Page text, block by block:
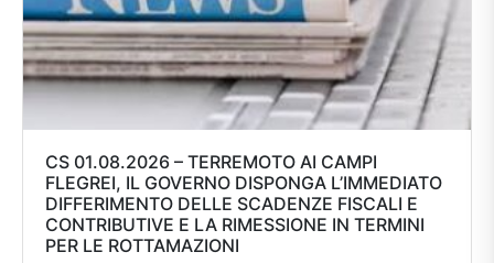
CS 01.08.2026 – TERREMOTO AI CAMPI
FLEGREI, IL GOVERNO DISPONGA L’IMMEDIATO
DIFFERIMENTO DELLE SCADENZE FISCALI E
CONTRIBUTIVE E LA RIMESSIONE IN TERMINI
PER LE ROTTAMAZIONI